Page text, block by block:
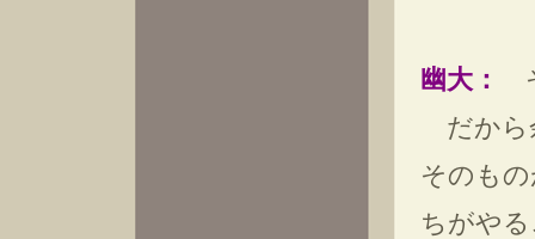
幽大：
だから
そのも
ちがや